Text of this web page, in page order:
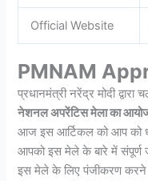
Official Website
PMNAM
प्रधानमंत्री नरेंद्र मोदी
नेशनल अपरेंटिस मेला का
आज इस आर्टिकल को आप को
आपको इस मेले के बारे में संपूर्ण
इस मेले के लिए पंजीकरण करने